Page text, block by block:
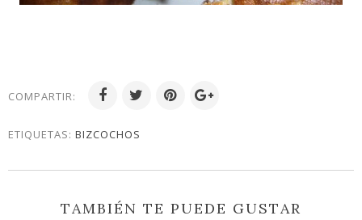
COMPARTIR:
ETIQUETAS: BIZCOCHOS
TAMBIÉN TE PUEDE GUSTAR